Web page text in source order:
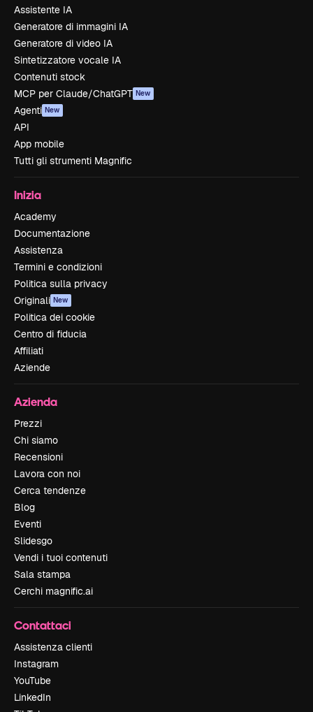
Assistente IA
Generatore di immagini IA
Generatore di video IA
Sintetizzatore vocale IA
Contenuti stock
MCP per Claude/ChatGPT New
Agenti New
API
App mobile
Tutti gli strumenti Magnific
Inizia
Academy
Documentazione
Assistenza
Termini e condizioni
Politica sulla privacy
Originali New
Politica dei cookie
Centro di fiducia
Affiliati
Aziende
Azienda
Prezzi
Chi siamo
Recensioni
Lavora con noi
Cerca tendenze
Blog
Eventi
Slidesgo
Vendi i tuoi contenuti
Sala stampa
Cerchi magnific.ai
Contattaci
Assistenza clienti
Instagram
YouTube
LinkedIn